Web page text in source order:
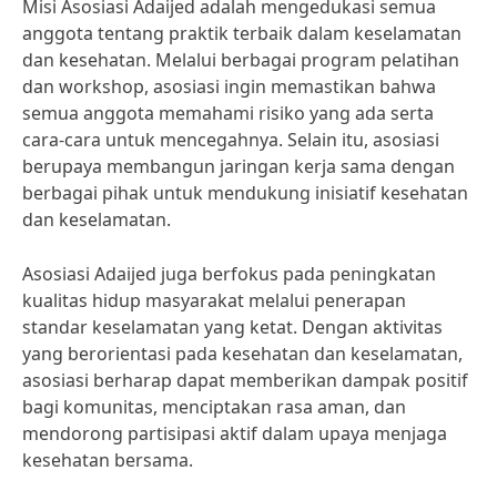
Misi Asosiasi Adaijed adalah mengedukasi semua
anggota tentang praktik terbaik dalam keselamatan
dan kesehatan. Melalui berbagai program pelatihan
dan workshop, asosiasi ingin memastikan bahwa
semua anggota memahami risiko yang ada serta
cara-cara untuk mencegahnya. Selain itu, asosiasi
berupaya membangun jaringan kerja sama dengan
berbagai pihak untuk mendukung inisiatif kesehatan
dan keselamatan.
Asosiasi Adaijed juga berfokus pada peningkatan
kualitas hidup masyarakat melalui penerapan
standar keselamatan yang ketat. Dengan aktivitas
yang berorientasi pada kesehatan dan keselamatan,
asosiasi berharap dapat memberikan dampak positif
bagi komunitas, menciptakan rasa aman, dan
mendorong partisipasi aktif dalam upaya menjaga
kesehatan bersama.